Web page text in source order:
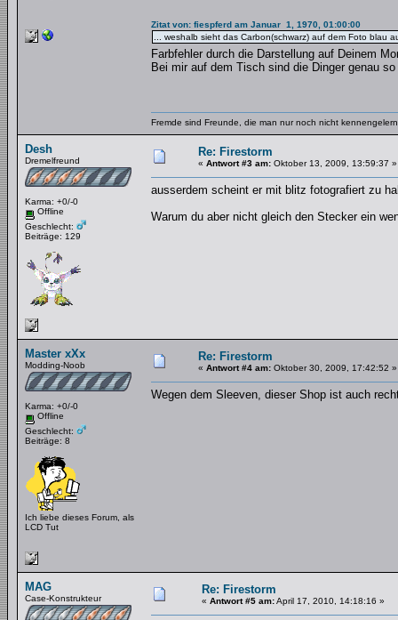
Zitat von: fiespferd am Januar 1, 1970, 01:00:00
... weshalb sieht das Carbon(schwarz) auf dem Foto blau
Farbfehler durch die Darstellung auf Deinem
Bei mir auf dem Tisch sind die Dinger genau
Fremde sind Freunde, die man nur noch nicht
Desh
Dremelfreund
Karma: +0/-0
Offline
Geschlecht:
Beiträge: 129
Re: Firestorm
« Antwort #3 am: Oktober 13, 2009, 13:59:37 »
ausserdem scheint er mit blitz fotografiert zu
Warum du aber nicht gleich den Stecker ein
Master xXx
Modding-Noob
Karma: +0/-0
Offline
Geschlecht:
Beiträge: 8
Ich liebe dieses Forum, als
LCD Tut
Re: Firestorm
« Antwort #4 am: Oktober 30, 2009, 17:42:52 »
Wegen dem Sleeven, dieser Shop ist auch
MAG
Case-Konstrukteur
Re: Firestorm
« Antwort #5 am:April 17, 2010, 14:18:16 »